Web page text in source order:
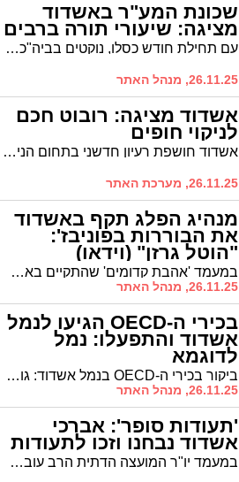
שכונת המע"ר באשדוד
מציגה: שיעורי תורה ברבים
עם תחילת חודש כסלו, נוקטים בביה"כ 'סוכת הרחמים' בשכונת המע"ר בשיטת 'מוסיף והולך': מרבים בשיעורי תורה ברבים
26.11.25, מנהל האתר
אשדוד מציגה: רובוט חכם
לניקוי חופים
אשדוד חושפת רעיון חדשני בתחום הניקיון הסביבתי: SEABOT, רובוט חכם המיועד לפינוי פסולת בחופים. המערכת, שהוצגה במסגרת תחרות ECOthon העירונית, פועלת באמצעות אפליקציה ומגיעה למשתמש ברגע שהוא מזהה פסולת
26.11.25, מערכת האתר
מנהיג הפלג תקף באשדוד
את הבוררות בפוניבז':
"הוטל גרזן" (וידאו)
במעמד 'אהבת קדומים' שהתקיים באשדוד ובו השתתפו בוגרי ישיבת גרודנא תקף הגר"ע אויערבאך את הבוררות שהתקבלה בישיבת פוניבז': "הוטל גרזן". צפו
26.11.25, מנהל האתר
בכירי ה-OECD הגיעו לנמל
אשדוד והתפעלו: נמל
לדוגמא
ביקור בכירי ה-OECD בנמל אשדוד: גומז, סולטן, הילה גלוזמן ורועי כחלון הגיעו למפגש מקצועי עם הנהלת הנמל
26.11.25, מנהל האתר
'תעודות סופר': אברכי
אשדוד נבחנו וזכו לתעודות
במעמד יו"ר המועצה הדתית הרב עובדיה דהן חולקו "תעודת סופר" לאברכים שעמדו בכור המבחן בהצלחה. בימים אלו נפתח במועצה הדתית קורס "הדרכת חתנים" בראשותו של הגר"א בוטבול